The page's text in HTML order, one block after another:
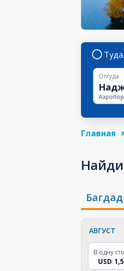
Откуда
Главная
Багдад
АВГУСТ
В одну
USD